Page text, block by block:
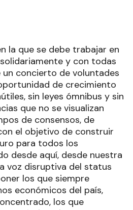
la que se debe trabajar en
y con todas
concierto de voluntades
de crecimiento
sin leyes ómnibus y sin
que no se visualizan
de consensos, de
el objetivo de construir
para todos los
desde aquí, desde nuestra
voz disruptiva del status
los que siempre
económicos del país,
los que